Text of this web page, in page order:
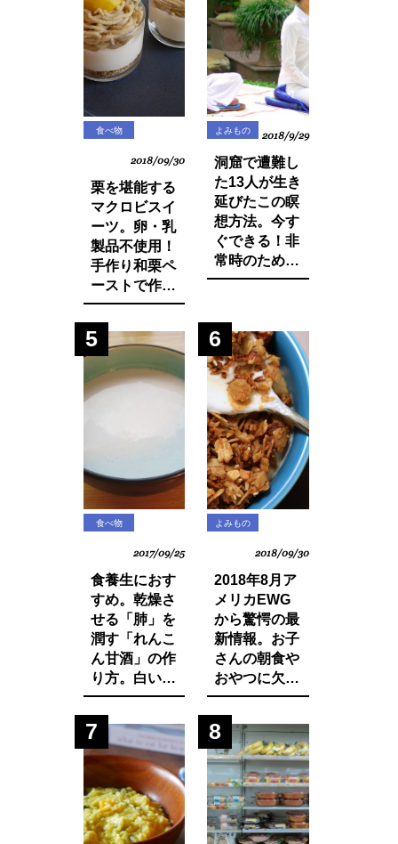
芽挿しが原則
禁止の方向
に・・？
食べ物
2018/09/30
栗を堪能する
マクロビスイ
ーツ。卵・乳
製品不使用！
手作り和栗ペ
ーストで作る
モンブランパ
フェの作り方
よみもの 2018/9/29
洞窟で遭難し
た13人が生き
延びたこの瞑
想方法。今す
ぐできる！非
常時のために
知っておきた
マネージ。
5
食べ物
2017/09/25
食養生におす
すめ。乾燥さ
せる「肺」を
潤す「れんこ
ん甘酒」の作
り方。白い食
材でカラダを
養おう。
6
よみもの
2018/09/30
2018年8月ア
メリカEWG
から驚愕の最
新情報。お子
さんの朝食や
おやつに欠か
せないシリア
ルから大量の
発がん性物質
グリホサート
が検出！
7 8